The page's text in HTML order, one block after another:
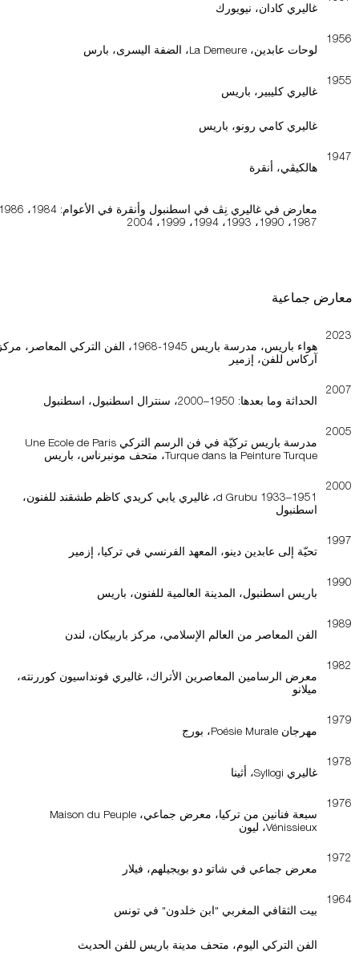
غاليري كادان، نيويورك
1956
لوحات عابدين، La Demeure، الضفة اليسرى، بارس
1955
غاليري كليبير، باريس
غاليري كامي رونو، باريس
1947
هالكيڤي، أنقرة
1987، 1990، 1993، 1994، 1999، 2004
معارض جماعية
2023
هواء باريس، مدرسة باريس 1945-1968، الفن التركي المعاصر،
آركاس للفن، إزمير
2007
الحداثة وما بعدها: 1950–2000، سنترال اسطنبول، اسطنبول
2005
مدرسة باريس تركيّة في فن الرسم التركي Une Ecole de Paris
Turque dans la Peinture Turque، متحف مونبرناس، باريس
2000
d Grubu 1933–1951، غاليري يابي كريدي كاظم طشقند للفنون،
اسطنبول
1997
تحيّة إلى عابدين دينو، المعهد الفرنسي في تركيا، إزمير
1990
باريس اسطنبول، المدينة العالمية للفنون، باريس
1989
الفن المعاصر من العالم الإسلامي، مركز باربيكان، لندن
1982
معرض الرسامين المعاصرين الأتراك، غاليري فونداسيون كوررنته،
ميلانو
1979
مهرجان Poésie Murale، بورج
1978
غاليري Syllogi، أثينا
1976
سبعة فنانين من تركيا، معرض جماعي، Maison du Peuple
Vénissieux، ليون
1972
معرض جماعي في شاتو دو بويجيلهم، فيلار
1964
بيت الثقافي المغربي "ابن خلدون" في تونس
الفن التركي اليوم، متحف مدينة باريس للفن الحديث